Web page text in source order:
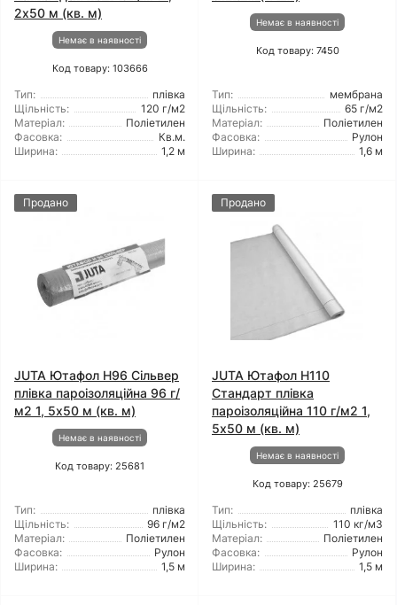
2x50 м (кв. м)
Немає в наявності
Код товару: 103666
Тип:
плівка
Щільність:
120 г/м2
Матеріал:
Поліетилен
Фасовка:
Кв.м.
Ширина:
1,2 м
Немає в наявності
Код товару: 7450
Тип:
мембрана
Щільність:
65 г/м2
Матеріал:
Поліетилен
Фасовка:
Рулон
Ширина:
1,6 м
Продано
JUTA Ютафол Н96 Сільвер
плівка пароізоляційна 96 г/
м2 1, 5x50 м (кв. м)
Немає в наявності
Код товару: 25681
Тип:
плівка
Щільність:
96 г/м2
Матеріал:
Поліетилен
Фасовка:
Рулон
Ширина:
1,5 м
Продано
JUTA Ютафол Н110
Стандарт плівка
пароізоляційна 110 г/м2 1,
5x50 м (кв. м)
Немає в наявності
Код товару: 25679
Тип:
плівка
Щільність:
110 кг/м3
Матеріал:
Поліетилен
Фасовка:
Рулон
Ширина:
1,5 м